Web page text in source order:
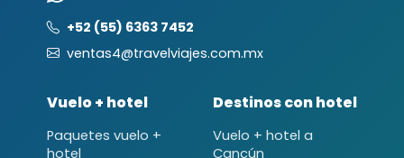
+52 (55) 6363 7452
ventas4@travelviajes.com.mx
Vuelo + hotel
Paquetes vuelo +
hotel
Destinos con hotel
Vuelo + hotel a
Cancún